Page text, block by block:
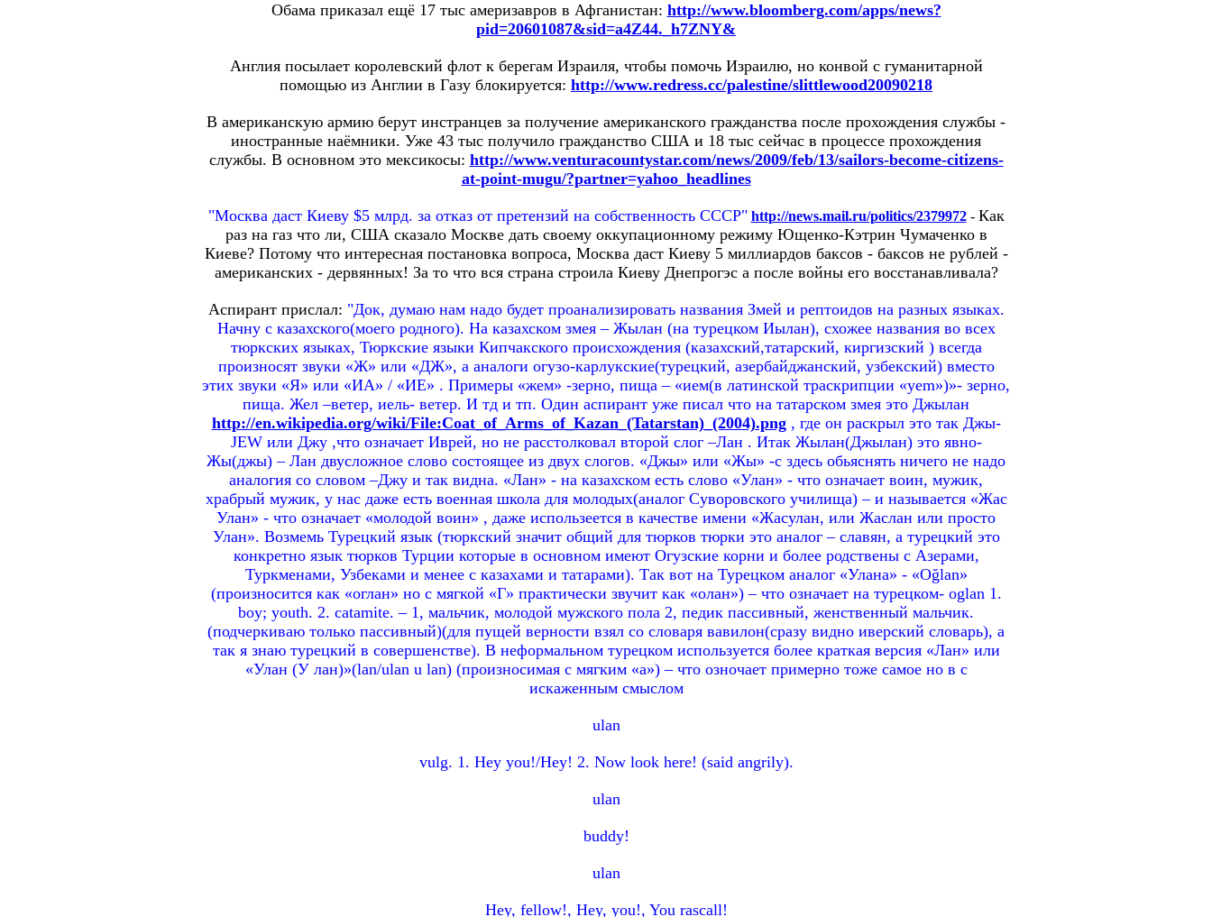
Обама приказал ещё 17 тыс америзавров в Афганистан: http://www.bloomberg.com/apps/news?
pid=20601087&sid=a4Z44._h7ZNY&
Англия посылает королевский флот к берегам Израиля, чтобы помочь Израилю, но конвой с гуманитарной
помощью из Англии в Газу блокируется: http://www.redress.cc/palestine/slittlewood20090218
В американскую армию берут инстранцев за получение американского гражданства после прохождения службы -
иностранные наёмники. Уже 43 тыс получило гражданство США и 18 тыс сейчас в процессе прохождения
службы. В основном это мексикосы: http://www.venturacountystar.com/news/2009/feb/13/sailors-become-citizens-
at-point-mugu/?partner=yahoo_headlines
"Москва даст Киеву $5 млрд. за отказ от претензий на собственность СССР" http://news.mail.ru/politics/2379972- Как
раз на газ что ли, США сказало Москве дать своему оккупационному режиму Ющенко-Кэтрин Чумаченко в
Киеве? Потому что интересная постановка вопроса, Москва даст Киеву 5 миллиардов баксов - баксов не рублей -
американских - дервянных! За то что вся страна строила Киеву Днепрогэс а после войны его восстанавливала?
Аспирант прислал: "Док, думаю нам надо будет проанализировать названия Змей и рептоидов на разных языках.
Начну с казахского(моего родного). На казахском змея – Жылан (на турецком Иылан), схожее названия во всех
тюркских языках, Тюркские языки Кипчакского происхождения (казахский,татарский, киргизский ) всегда
произносят звуки «Ж» или «ДЖ», а аналоги огузо-карлукские(турецкий, азербайджанский, узбекский) вместо
этих звуки «Я» или «ИА» / «ИЕ» . Примеры «жем» -зерно, пища – «ием(в латинской траскрипции «yem»)»- зерно,
пища. Жел –ветер, иель- ветер. И тд и тп. Один аспирант уже писал что на татарском змея это Джылан
http://en.wikipedia.org/wiki/File:Coat_of_Arms_of_Kazan_(Tatarstan)_(2004).png, где он раскрыл это так Джы-
JEW или Джу ,что означает Иврей, но не расстолковал второй слог –Лан . Итак Жылан(Джылан) это явно-
Жы(джы) – Лан двусложное слово состоящее из двух слогов. «Джы» или «Жы» -с здесь обьяснять ничего не надо
аналогия со словом –Джу и так видна. «Лан» - на казахском есть слово «Улан» - что означает воин, мужик,
храбрый мужик, у нас даже есть военная школа для молодых(аналог Суворовского училища) – и называется «Жас
Улан» - что означает «молодой воин» , даже использеется в качестве имени «Жасулан, или Жаслан или просто
Улан». Возмемь Турецкий язык (тюркский значит общий для тюрков тюрки это аналог – славян, а турецкий это
конкретно язык тюрков Турции которые в основном имеют Огузские корни и более родствены с Азерами,
Туркменами, Узбеками и менее с казахами и татарами). Так вот на Турецком аналог «Улана» - «Oğlan»
(произносится как «оглан» но с мягкой «Г» практически звучит как «олан») – что означает на турецком- oglan 1.
boy; youth. 2. catamite. – 1, мальчик, молодой мужского пола 2, педик пассивный, женственный мальчик.
(подчеркиваю только пассивный)(для пущей верности взял со словаря вавилон(сразу видно иверский словарь), а
так я знаю турецкий в совершенстве). В неформальном турецком используется более краткая версия «Лан» или
«Улан (У лан)»(lan/ulan u lan) (произносимая с мягким «а») – что озночает примерно тоже самое но в с
искаженным смыслом
ulan
vulg. 1. Hey you!/Hey! 2. Now look here! (said angrily).
ulan
buddy!
ulan
Hey, fellow!, Hey, you!, You rascall!